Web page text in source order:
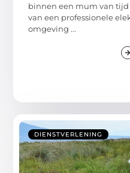
binnen een mum van tijd
van een professionele
omgeving ...
DIENSTVERLENING